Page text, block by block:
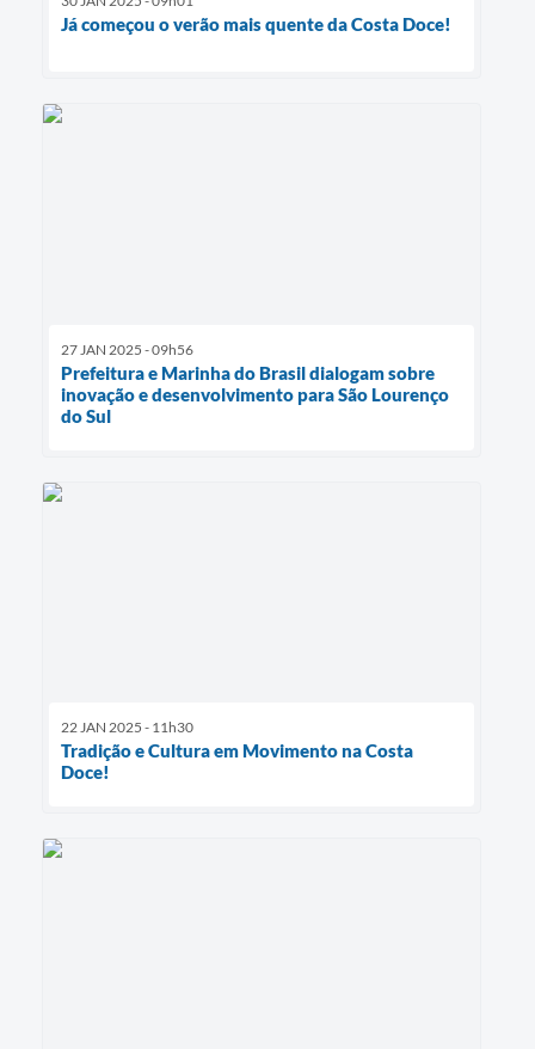
Já começou o verão mais quente da Costa Doce!
27 JAN 2025 - 09h56
Prefeitura e Marinha do Brasil dialogam sobre
inovação e desenvolvimento para São Lourenço
do Sul
22 JAN 2025 - 11h30
Tradição e Cultura em Movimento na Costa
Doce!